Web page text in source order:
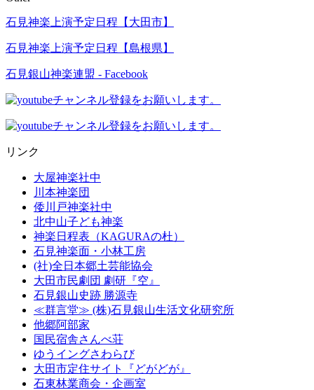
石見神楽上演予定日程【大田市】
石見神楽上演予定日程【島根県】
石見銀山神楽連盟 - Facebook
リンク
大屋神楽社中
川本神楽団
倭川戸神楽社中
北中山子ども神楽
神楽日程表（KAGURAの杜）
石見神楽面・小林工房
(社)全日本郷土芸能協会
大田市民劇団 劇研『空』
石見銀山史跡 勝源寺
≪群言堂≫ (株)石見銀山生活文化研究所
他郷阿部家
国民宿舎さんべ荘
ゆうイングさわらび
大田市定住サイト『どがどが』
石東林業商会・企画室